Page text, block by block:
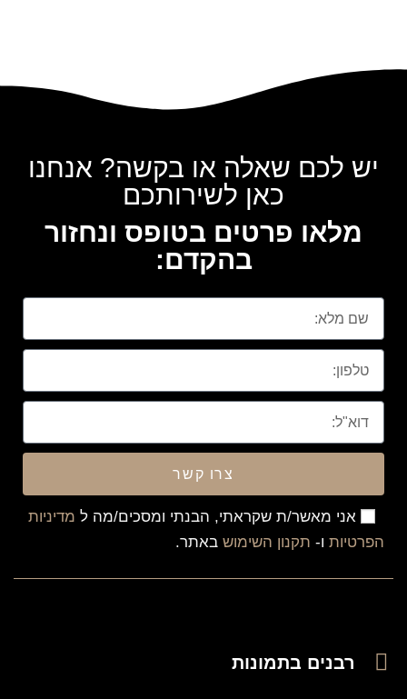
יש לכם שאלה או בקשה? אנחנו
כאן לשירותכם
מלאו פרטים בטופס ונחזור
בהקדם:
אני מאשר/ת שקראתי, הבנתי ומסכים/מה ל מדיניות
הפרטיות ו- תקנון השימוש באתר.
צרו קשר
רבנים בתמונות